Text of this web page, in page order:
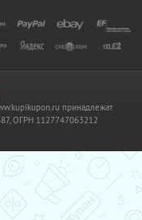
принадлежат
ОГРН 1127747063212